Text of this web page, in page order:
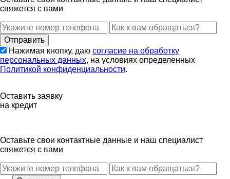
свяжется с вами
Нажимая кнопку, даю согласие на обработку
персональных данных, на условиях определенных
Политикой конфиденциальности.
Оставить заявку
на кредит
Оставьте свои контактные данные и наш специалист
свяжется с вами